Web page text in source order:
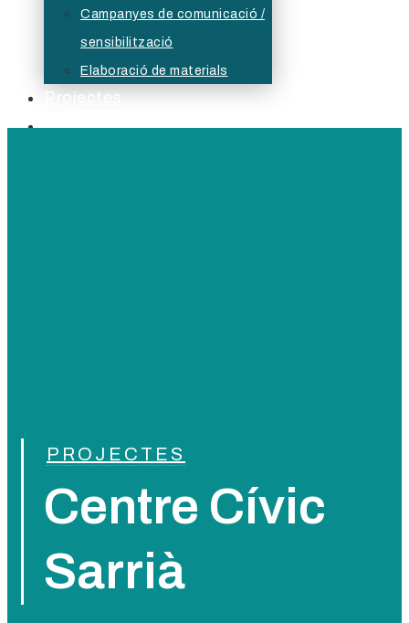
Campanyes de comunicació /
sensibilització
Elaboració de materials
Projectes
Serveis Formatius
PROJECTES
Centre Cívic
Sarrià